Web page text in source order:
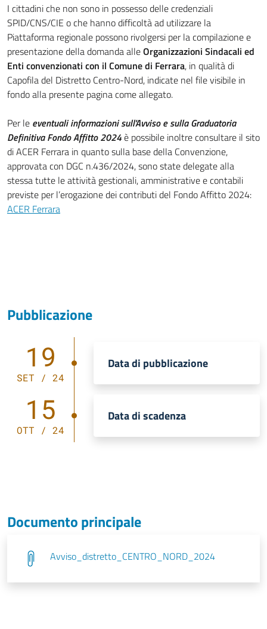
I cittadini che non sono in possesso delle credenziali
SPID/CNS/CIE o che hanno difficoltà ad utilizzare la
Piattaforma regionale possono rivolgersi per la compilazione e
presentazione della domanda alleOrganizzazioni Sindacali ed
Enti convenzionati con il Comune di Ferrara, in qualità di
Capofila del Distretto Centro-Nord, indicate nel file visibile in
fondo alla presente pagina come allegato.
Per le eventuali informazioni sull'Avviso e sulla Graduatoria
Definitiva Fondo Affitto 2024è possibile inoltre consultare il sito
di ACER Ferrara in quanto sulla base della Convenzione,
approvata con DGC n.436/2024, sono state delegate alla
stessa tutte le attività gestionali, amministrative e contabili
previste per l’erogazione dei contributi del Fondo Affitto 2024:
ACER Ferrara
Pubblicazione
19
SET / 24
Data di pubblicazione
15
OTT / 24
Data di scadenza
Documento principale
Avviso_distretto_CENTRO_NORD_2024